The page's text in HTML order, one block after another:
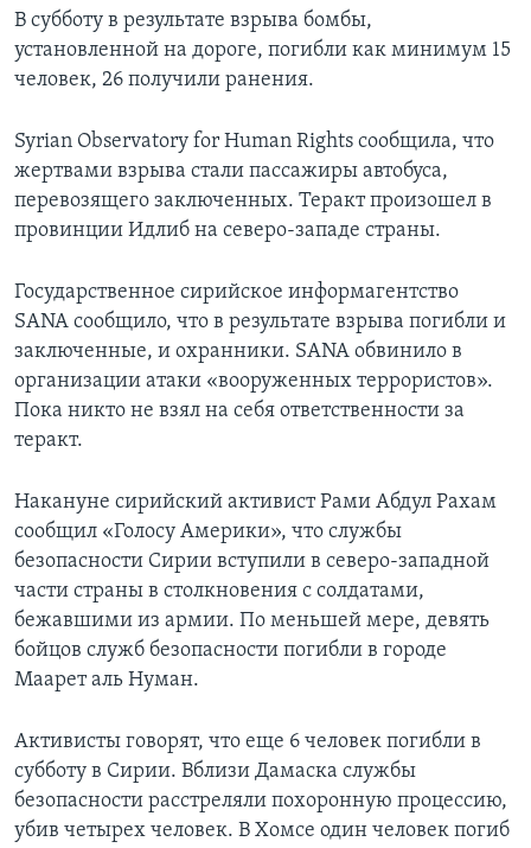
В субботу в результате взрыва бомбы,
установленной на дороге, погибли как минимум 15
человек, 26 получили ранения.
Syrian Observatory for Human Rights сообщила, что
жертвами взрыва стали пассажиры автобуса,
перевозящего заключенных. Теракт произошел в
провинции Идлиб на северо-западе страны.
Государственное сирийское информагентство
SANA сообщило, что в результате взрыва погибли и
заключенные, и охранники. SANA обвинило в
организации атаки «вооруженных террористов».
Пока никто не взял на себя ответственности за
теракт.
Накануне сирийский активист Рами Абдул Рахам
сообщил «Голосу Америки», что службы
безопасности Сирии вступили в северо-западной
части страны в столкновения с солдатами,
бежавшими из армии. По меньшей мере, девять
бойцов служб безопасности погибли в городе
Маарет аль Нуман.
Активисты говорят, что еще 6 человек погибли в
субботу в Сирии. Вблизи Дамаска службы
безопасности расстреляли похоронную процессию,
убив четырех человек. В Хомсе один человек погиб